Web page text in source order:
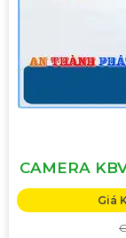
CAMERA
Giá